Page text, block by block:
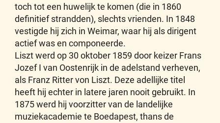
toch tot een huwelijk te komen (die in 1860
definitief strandden), slechts vrienden. In 1848
vestigde hij zich in Weimar, waar hij als dirigent
actief was en componeerde.
Liszt werd op 30 oktober 1859 door keizer Frans
Jozef I van Oostenrijk in de adelstand verheven,
als Franz Ritter von Liszt. Deze adellijke titel
heeft hij echter in latere jaren nooit gebruikt. In
1875 werd hij voorzitter van de landelijke
muziekacademie te Boedapest, thans de